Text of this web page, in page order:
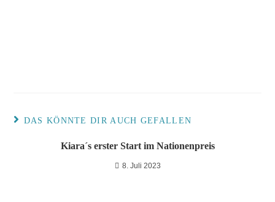
DAS KÖNNTE DIR AUCH GEFALLEN
Kiara´s erster Start im Nationenpreis
8. Juli 2023